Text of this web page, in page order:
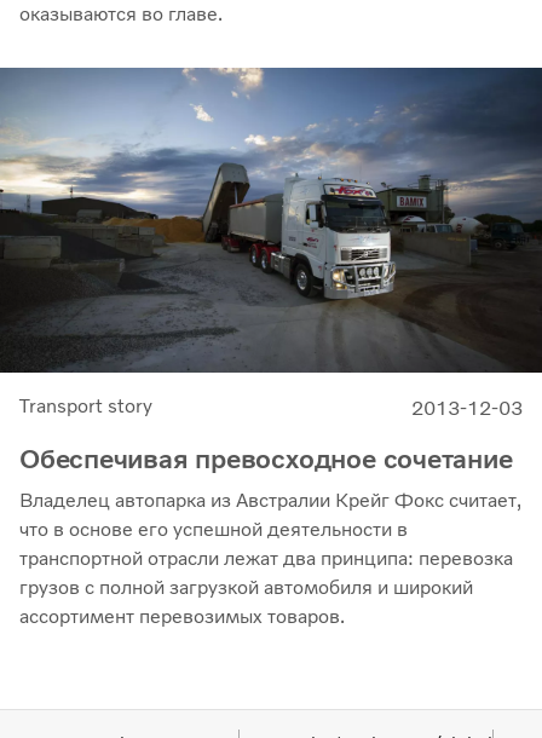
оказываются во главе.
Transport story 2013-12-03
Обеспечивая превосходное сочетание
Владелец автопарка из Австралии Крейг Фокс считает,
что в основе его успешной деятельности в
транспортной отрасли лежат два принципа: перевозка
грузов с полной загрузкой автомобиля и широкий
ассортимент перевозимых товаров.